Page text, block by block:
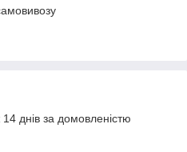
днів за домовленістю